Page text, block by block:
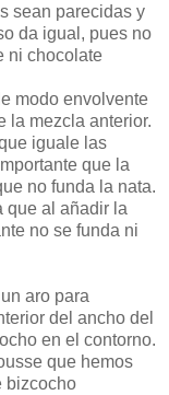
sean parecidas y
da igual, pues no
ni chocolate
modo envolvente
la mezcla anterior.
iguale las
que la
no funda la nata.
que al añadir la
no se funda ni
aro para
del ancho del
en el contorno.
que hemos
bizcocho